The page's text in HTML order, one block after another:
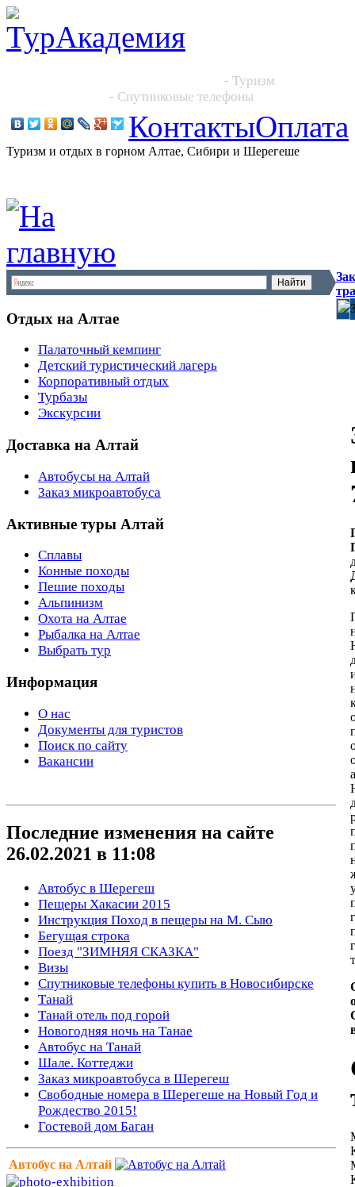
- Туризм
- Спутниковые телефоны
КонтактыОплата
Туризм и отдых в горном Алтае, Сибири и Шерегеше
Отдых на Алтае
Палаточный кемпинг
Детский туристический лагерь
Корпоративный отдых
Турбазы
Экскурсии
Доставка на Алтай
Автобусы на Алтай
Заказ микроавтобуса
Активные туры Алтай
Сплавы
Конные походы
Пешие походы
Альпинизм
Охота на Алтае
Рыбалка на Алтае
Выбрать тур
Информация
О нас
Документы для туристов
Поиск по сайту
Вакансии
Последние изменения на сайте
26.02.2021 в 11:08
Автобус в Шерегеш
Пещеры Хакасии 2015
Инструкция Поход в пещеры на М. Сыю
Бегущая строка
Поезд "ЗИМНЯЯ СКАЗКА"
Визы
Спутниковые телефоны купить в Новосибирске
Танай
Танай отель под горой
Новогодняя ночь на Танае
Автобус на Танай
Шале. Коттеджи
Заказ микроавтобуса в Шерегеш
Свободные номера в Шерегеше на Новый Год и
Рождество 2015!
Гостевой дом Баган
Автобус на Алтай